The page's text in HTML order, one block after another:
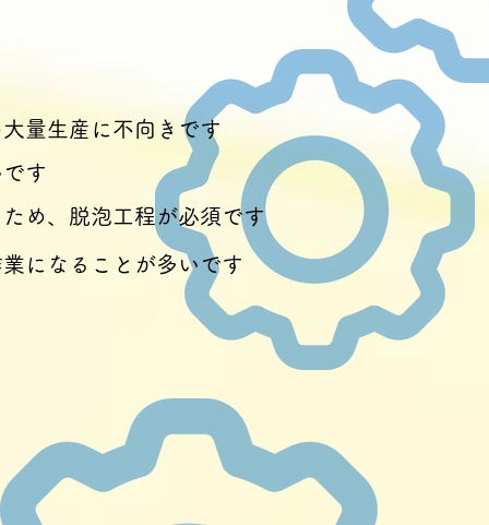
量生産に不向きです
す
め、脱泡工程が必須です
になることが多いです